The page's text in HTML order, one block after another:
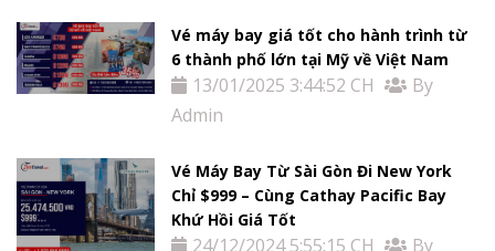
Chủ
Máy
Bay
Vé máy bay giá tốt cho hành trình từ
6 thành phố lớn tại Mỹ về Việt Nam
13/01/2025 3:44:52 CH
By
Admin
Vé Máy Bay Từ Sài Gòn Đi New York
Chỉ $999 – Cùng Cathay Pacific Bay
Khứ Hồi Giá Tốt
24/12/2024 5:55:15 CH
By